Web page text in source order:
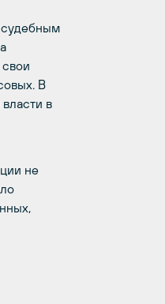
судебным
В
в
не